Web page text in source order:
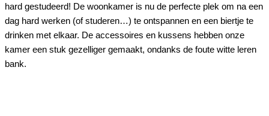
hard gestudeerd! De woonkamer is nu de perfecte plek om na een
dag hard werken (of studeren…) te ontspannen en een biertje te
drinken met elkaar. De accessoires en kussens hebben onze
kamer een stuk gezelliger gemaakt, ondanks de foute witte leren
bank.